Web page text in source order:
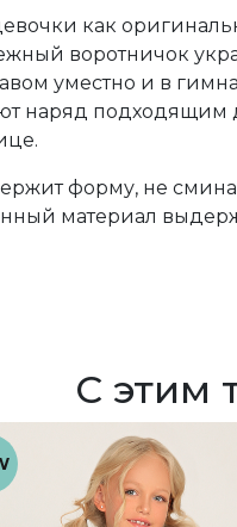
как
воротничок
уместно и в
подходящим
форму, не
материал
С этим